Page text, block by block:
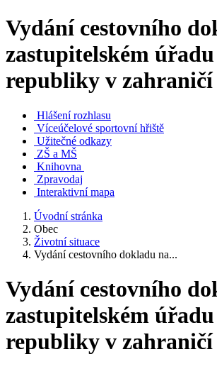
Vydání cestovního
zastupitelském úřadu
republiky v zahraničí
Hlášení rozhlasu
Víceúčelové sportovní hřiště
Užitečné odkazy
ZŠ a MŠ
Knihovna
Zpravodaj
Interaktivní mapa
Úvodní stránka
Obec
Životní situace
Vydání cestovního dokladu na...
Vydání cestovního
zastupitelském úřadu
republiky v zahraničí